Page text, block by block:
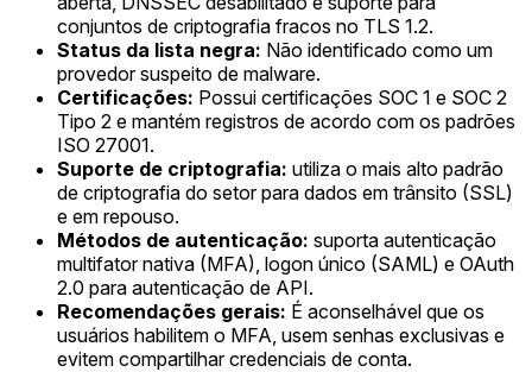
conjuntos de criptografia fracos no TLS 1.2.
Status da lista negra: Não identificado como um
provedor suspeito de malware.
Certificações: Possui certificações SOC 1 e SOC 2
Tipo 2 e mantém registros de acordo com os padrões
ISO 27001.
Suporte de criptografia: utiliza o mais alto padrão
de criptografia do setor para dados em trânsito (SSL)
e em repouso.
Métodos de autenticação: suporta autenticação
multifator nativa (MFA), logon único (SAML) e OAuth
2.0 para autenticação de API.
Recomendações gerais: É aconselhável que os
usuários habilitem o MFA, usem senhas exclusivas e
evitem compartilhar credenciais de conta.